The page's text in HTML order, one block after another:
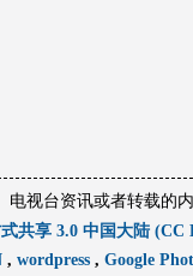
视台资讯或者转载的
共享 3.0 中国大陆 (CC
, wordpress , Google